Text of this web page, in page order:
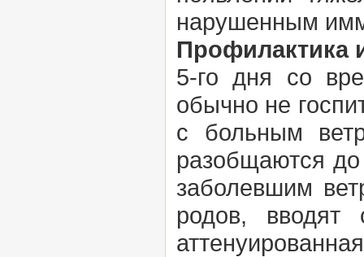
нарушенным
Профилактика
5-го дня со
обычно не
с больным
разобщаются
заболевшим
родов, вводят